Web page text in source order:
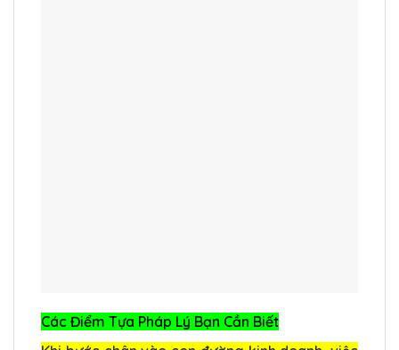
Các Điểm Tựa Pháp Lý Bạn Cần Biết